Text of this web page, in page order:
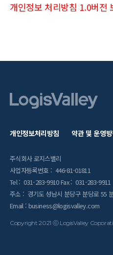
개인정보 처리방침 1.0버전
개인정보처리방침 약관 및 운영
주식회사 로지스밸리
사업자등록번호 : 446-81-01811
Tel : 031-283-9910 Fax : 031-283-9911
주소 : 경기도 성남시 분당구 분당로 55
Email : business@logisvalley.com
Copyright 2021 ⓒ LogisValley